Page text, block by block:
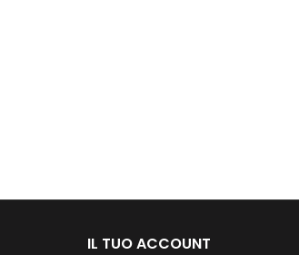
IL TUO ACCOUNT